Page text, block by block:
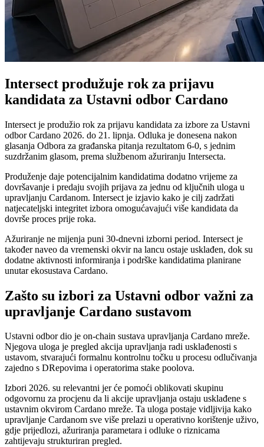
Intersect produžuje rok za prijavu
kandidata za Ustavni odbor Cardano
Intersect je produžio rok za prijavu kandidata za izbore za Ustavni
odbor Cardano 2026. do 21. lipnja. Odluka je donesena nakon
glasanja Odbora za građanska pitanja rezultatom 6-0, s jednim
suzdržanim glasom, prema službenom ažuriranju Intersecta.
Produženje daje potencijalnim kandidatima dodatno vrijeme za
dovršavanje i predaju svojih prijava za jednu od ključnih uloga u
upravljanju Cardanom. Intersect je izjavio kako je cilj zadržati
natjecateljski integritet izbora omogućavajući više kandidata da
dovrše proces prije roka.
Ažuriranje ne mijenja puni 30-dnevni izborni period. Intersect je
također naveo da vremenski okvir na lancu ostaje usklađen, dok su
dodatne aktivnosti informiranja i podrške kandidatima planirane
unutar ekosustava Cardano.
Zašto su izbori za Ustavni odbor važni za
upravljanje Cardano sustavom
Ustavni odbor dio je on-chain sustava upravljanja Cardano mreže.
Njegova uloga je pregled akcija upravljanja radi usklađenosti s
ustavom, stvarajući formalnu kontrolnu točku u procesu odlučivanja
zajedno s DRepovima i operatorima stake poolova.
Izbori 2026. su relevantni jer će pomoći oblikovati skupinu
odgovornu za procjenu da li akcije upravljanja ostaju usklađene s
ustavnim okvirom Cardano mreže. Ta uloga postaje vidljivija kako
upravljanje Cardanom sve više prelazi u operativno korištenje uživo,
gdje prijedlozi, ažuriranja parametara i odluke o riznicama
zahtijevaju strukturiran pregled.